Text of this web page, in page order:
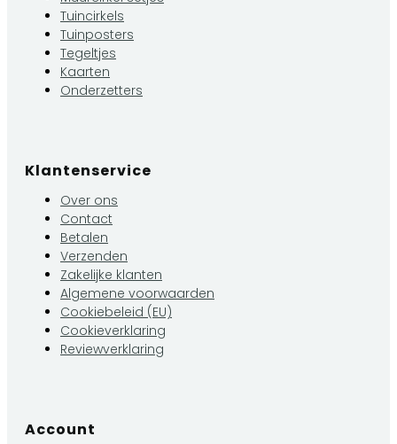
Tuincirkels
Tuinposters
Tegeltjes
Kaarten
Onderzetters
Klantenservice
Over ons
Contact
Betalen
Verzenden
Zakelijke klanten
Algemene voorwaarden
Cookiebeleid (EU)
Cookieverklaring
Reviewverklaring
Account